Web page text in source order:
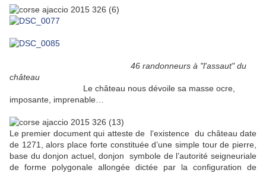
46 randonneurs à "l'assaut" du
château
Le château nous dévoile sa masse ocre,
imposante, imprenable…
Le premier document qui atteste de l‘existence du château date
de 1271, alors place forte constituée d’une simple tour de pierre,
base du donjon actuel, donjon symbole de l’autorité seigneuriale
de forme polygonale allongée dictée par la configuration de